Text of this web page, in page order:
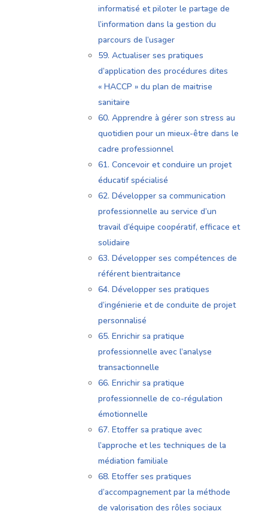
informatisé et piloter le partage de
l’information dans la gestion du
parcours de l’usager
59. Actualiser ses pratiques
d’application des procédures dites
« HACCP » du plan de maitrise
sanitaire
60. Apprendre à gérer son stress au
quotidien pour un mieux-être dans le
cadre professionnel
61. Concevoir et conduire un projet
éducatif spécialisé
62. Développer sa communication
professionnelle au service d’un
travail d’équipe coopératif, efficace et
solidaire
63. Développer ses compétences de
référent bientraitance
64. Développer ses pratiques
d’ingénierie et de conduite de projet
personnalisé
65. Enrichir sa pratique
professionnelle avec l’analyse
transactionnelle
66. Enrichir sa pratique
professionnelle de co-régulation
émotionnelle
67. Etoffer sa pratique avec
l’approche et les techniques de la
médiation familiale
68. Etoffer ses pratiques
d’accompagnement par la méthode
de valorisation des rôles sociaux